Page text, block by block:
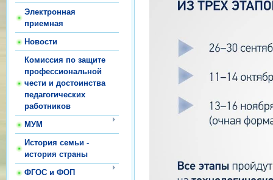
Электронная
приемная
Новости
Комиссия по защите
профессиональной
чести и достоинства
педагогических
работников
МУМ
История семьи -
история страны
ФГОС и ФОП